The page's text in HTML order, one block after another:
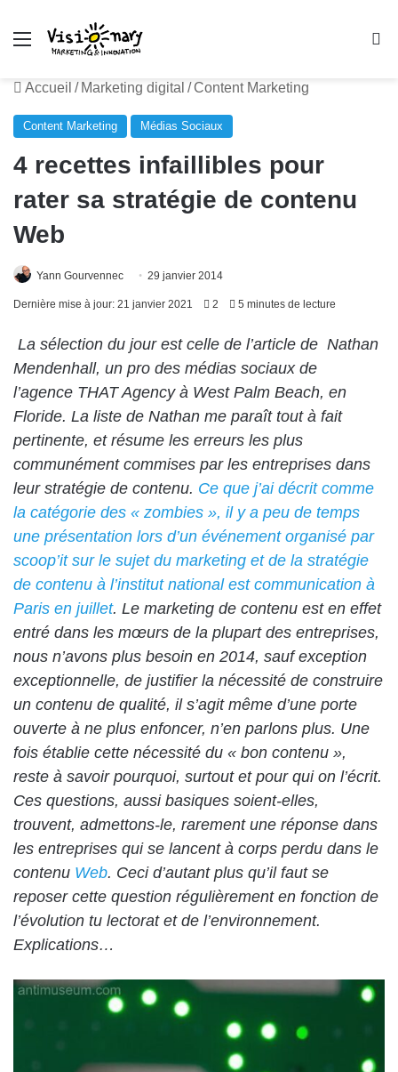
Menu
Accueil / Marketing digital /Content Marketing
Content Marketing Médias Sociaux
4 recettes infaillibles pour
rater sa stratégie de contenu
Web
Yann Gourvennec 29 janvier 2014
Dernière mise à jour: 21 janvier 2021 2 5 minutes de lecture
La sélection du jour est celle de l’article de Nathan
Mendenhall, un pro des médias sociaux de
l’agence THAT Agency à West Palm Beach, en
Floride. La liste de Nathan me paraît tout à fait
pertinente, et résume les erreurs les plus
communément commises par les entreprises dans
leur stratégie de contenu. Ce que j’ai décrit comme
la catégorie des « zombies », il y a peu de temps
une présentation lors d’un événement organisé par
scoop’it sur le sujet du marketing et de la stratégie
de contenu à l’institut national est communication à
Paris en juillet. Le marketing de contenu est en effet
entré dans les mœurs de la plupart des entreprises,
nous n’avons plus besoin en 2014, sauf exception
exceptionnelle, de justifier la nécessité de construire
un contenu de qualité, il s’agit même d’une porte
ouverte à ne plus enfoncer, n’en parlons plus. Une
fois établie cette nécessité du « bon contenu »,
reste à savoir pourquoi, surtout et pour qui on l’écrit.
Ces questions, aussi basiques soient-elles,
trouvent, admettons-le, rarement une réponse dans
les entreprises qui se lancent à corps perdu dans le
contenu Web. Ceci d’autant plus qu’il faut se
reposer cette question régulièrement en fonction de
l’évolution tu lectorat et de l’environnement.
Explications…